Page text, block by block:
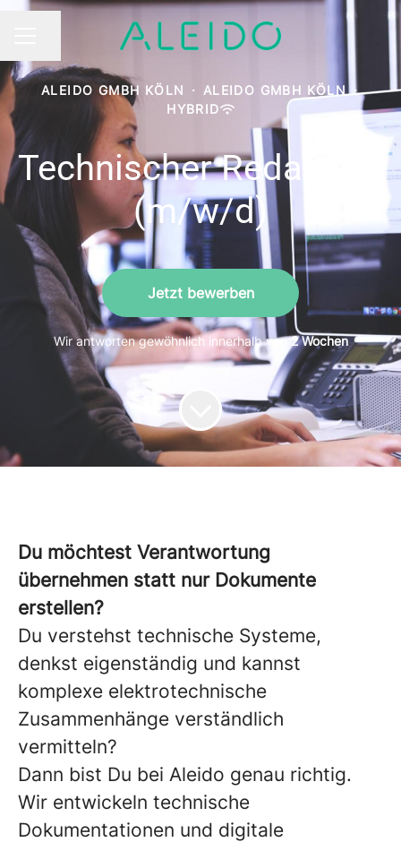
ALEIDO GMBH KÖLN · ALEIDO GMBH KÖLN ·
HYBRID
Technischer Redakteur
(m/w/d)
Jetzt bewerben
Wir antworten gewöhnlich innerhalb von2 Wochen
Du möchtest Verantwortung
übernehmen statt nur Dokumente
erstellen?
Du verstehst technische Systeme,
denkst eigenständig und kannst
komplexe elektrotechnische
Zusammenhänge verständlich
vermitteln?
Dann bist Du bei Aleido genau richtig.
Wir entwickeln technische
Dokumentationen und digitale